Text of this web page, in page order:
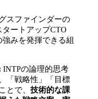
スファインダーの
ートアップCTO
みを発揮できる組
INTPの論理的思考
「戦略性」「目標
とで、 技術的な課